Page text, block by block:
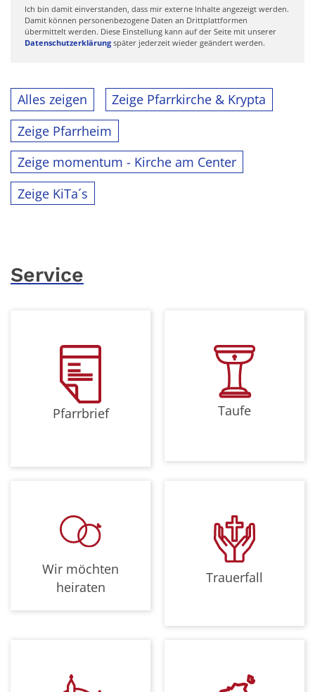
Ich bin damit einverstanden, dass mir externe Inhalte angezeigt werden.
Damit können personenbezogene Daten an Drittplattformen
übermittelt werden. Diese Einstellung kann auf der Seite mit unserer
Datenschutzerklärung später jederzeit wieder geändert werden.
Alles zeigen
Zeige Pfarrkirche & Krypta
Zeige Pfarrheim
Zeige momentum - Kirche am Center
Zeige KiTa´s
Service
Pfarrbrief Taufe
Wir möchten
heiraten
Trauerfall